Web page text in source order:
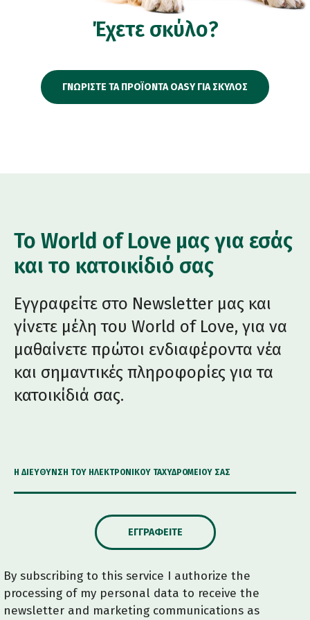
Έχετε σκύλο?
ΓΝΩΡΙΣΤΕ ΤΑ ΠΡΟΪΟΝΤΑ OASY ΓΙΑ ΣΚΥΛΟΣ
Το World of Love μας για εσάς
και το κατοικίδιό σας
Εγγραφείτε στο Newsletter μας και
γίνετε μέλη του World of Love, για να
μαθαίνετε πρώτοι ενδιαφέροντα νέα
και σημαντικές πληροφορίες για τα
κατοικίδιά σας.
Η ΔΙΕΎΘΥΝΣΗ ΤΟΥ ΗΛΕΚΤΡΟΝΙΚΟΎ ΤΑΧΥΔΡΟΜΕΊΟΥ ΣΑΣ
ΕΓΓΡΑΦΕΊΤΕ
By subscribing to this service I authorize the
processing of my personal data to receive the
newsletter and marketing communications as